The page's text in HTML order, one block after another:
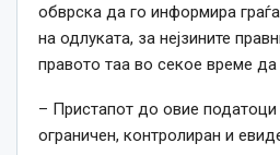
обврска да го информира
на одлуката, за нејзините
правото таа во секое време
– Пристапот до овие податоци
ограничен, контролиран и